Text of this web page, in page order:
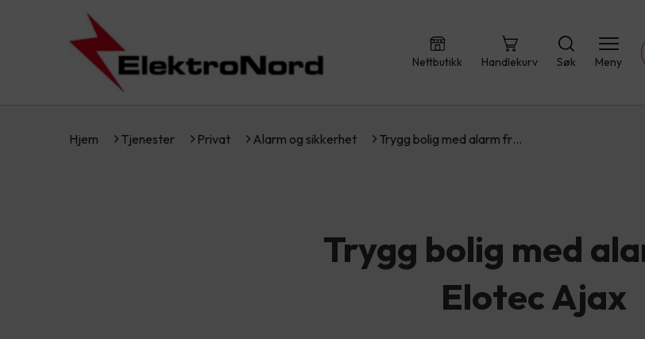
Nettbutikk Handlekurv Søk Meny
Hjem Tjenester Privat Alarm og sikkerhet Trygg bolig med alarm fr…
Trygg bolig med
Elotec Ajax